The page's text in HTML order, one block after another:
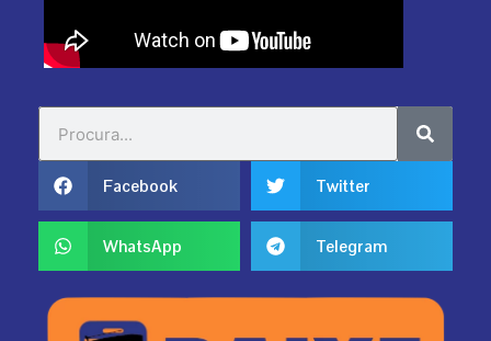
Search
Facebook Twitter
WhatsApp Telegram